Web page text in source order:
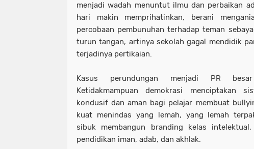
menjadi wadah menuntut ilmu dan perbaikan
hari makin memprihatinkan, berani
percobaan pembunuhan terhadap teman
turun tangan, artinya sekolah gagal mendidik
terjadinya pertikaian.
Kasus perundungan menjadi PR
Ketidakmampuan demokrasi menciptakan
kondusif dan aman bagi pelajar membuat
kuat menindas yang lemah, yang lemah
sibuk membangun branding kelas
pendidikan iman, adab, dan akhlak.